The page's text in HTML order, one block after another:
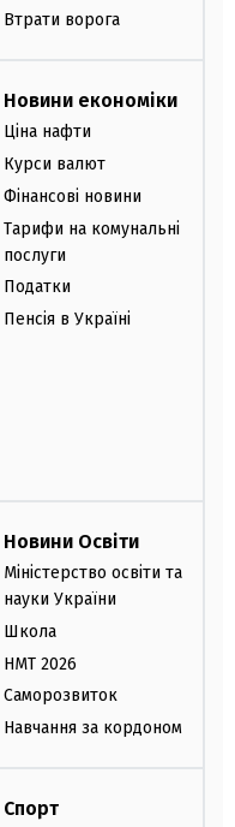
Втрати ворога
Новини економіки
Ціна нафти
Курси валют
Фінансові новини
Тарифи на комунальні
послуги
Податки
Пенсія в Україні
Новини Освіти
Міністерство освіти та
науки України
Школа
НМТ 2026
Саморозвиток
Навчання за кордоном
Спорт